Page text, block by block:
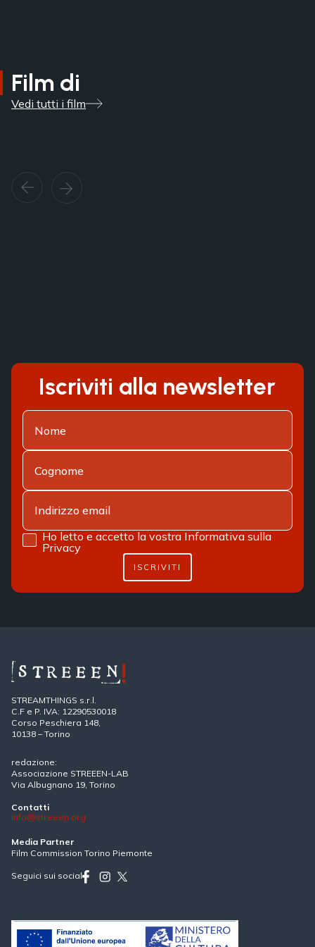
Film di
Vedi tutti i film
Iscriviti alla newsletter
Ho letto e accetto la vostra Informativa sulla
Privacy
ISCRIVITI
STREAMTHINGS s.r.l.
C.F e P. IVA: 12290530018
Corso Peschiera 148,
10138 – Torino
redazione:
Associazione STREEEN-LAB
Via Albugnano 19, Torino
Contatti
info@streeen.org
Media Partner
Film Commission Torino Piemonte
Seguici sui social